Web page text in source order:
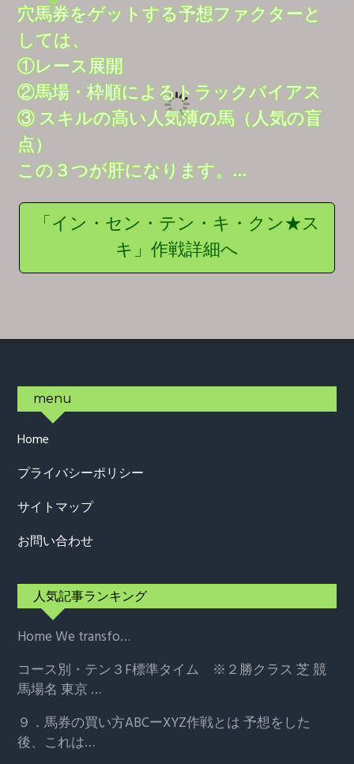
穴馬券をゲットする予想ファクターと
しては、
①レース展開
②馬場・枠順によるトラックバイアス
③ スキルの高い人気薄の馬（人気の盲
点）
この３つが肝になります。…
「イン・セン・テン・キ・クン★ス
キ」作戦詳細へ
Footer
menu
Home
プライバシーポリシー
サイトマップ
お問い合わせ
人気記事ランキング
HomeWe transfo…
コース別・テン３F標準タイム ※２勝クラス 芝 競
馬場名 東京 …
９．馬券の買い方ABCーXYZ作戦とは予想をした
後、これは…